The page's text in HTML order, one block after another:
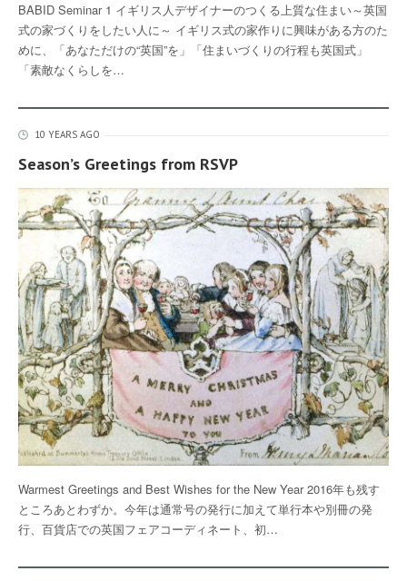
BABID Seminar 1 イギリス人デザイナーのつくる上質な住まい～英国
式の家づくりをしたい人に～ イギリス式の家作りに興味がある方のた
めに、「あなただけの“英国”を」「住まいづくりの行程も英国式」
「素敵なくらしを…
10 YEARS AGO
Season’s Greetings from RSVP
Warmest Greetings and Best Wishes for the New Year 2016年も残す
ところあとわずか。今年は通常号の発行に加えて単行本や別冊の発
行、百貨店での英国フェアコーディネート、初…